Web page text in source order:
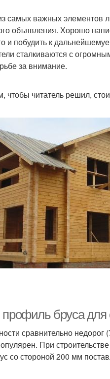
самых важных элементов
объявления. Хорошо
и побудить к
сталкиваются с
за внимание.
читатель решил,
бруса для
сравнительно недорог
При
со стороной 200 мм